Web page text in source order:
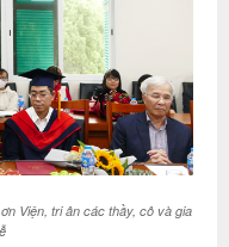
Viện, tri ân các thầy, cô và gia